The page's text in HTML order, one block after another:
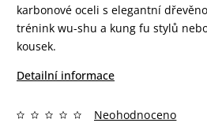
karbonové oceli s elegantní
trénink wu-shu a kung fu stylů
kousek.
Detailní informace
Neohodnoceno